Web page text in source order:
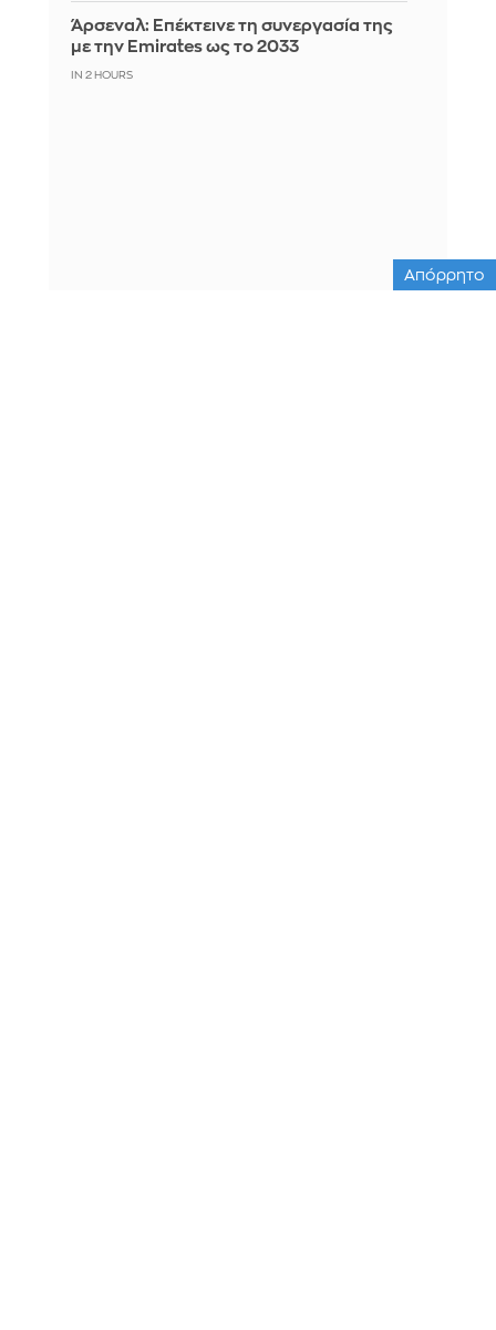
Άρσεναλ: Επέκτεινε τη συνεργασία της
με την Emirates ως το 2033
IN 2 HOURS
Απόρρητο